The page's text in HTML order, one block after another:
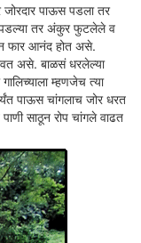
पाऊस पडला तर
पडल्या तर अंकुर फुटलेले व
फार आनंद होत असे.
असे. बाळसं धरलेल्या
म्हणजेच त्या
पाऊस चांगलाच जोर धरत
साठून रोप चांगले वाढत